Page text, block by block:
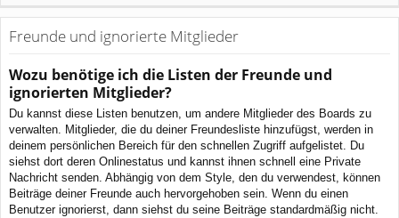
Freunde und ignorierte Mitglieder
Wozu benötige ich die Listen der Freunde und
ignorierten Mitglieder?
Du kannst diese Listen benutzen, um andere Mitglieder des Boards zu
verwalten. Mitglieder, die du deiner Freundesliste hinzufügst, werden in
deinem persönlichen Bereich für den schnellen Zugriff aufgelistet. Du
siehst dort deren Onlinestatus und kannst ihnen schnell eine Private
Nachricht senden. Abhängig von dem Style, den du verwendest, können
Beiträge deiner Freunde auch hervorgehoben sein. Wenn du einen
Benutzer ignorierst, dann siehst du seine Beiträge standardmäßig nicht.